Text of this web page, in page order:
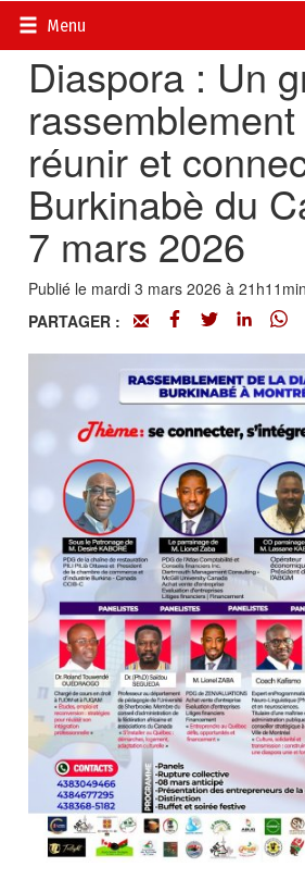
Menu
Accueil>
Diaspora : Un
réunir et
Burkinabè du
7 mars 2026
Publié le mardi 3 mars 2026 à 21h11min
PARTAGER :